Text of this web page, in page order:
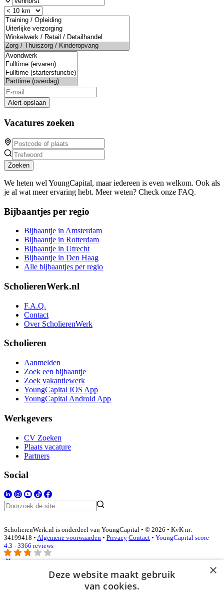
Alert opslaan
Vacatures zoeken
Zoeken
We heten wel YoungCapital, maar iedereen is even welkom. Ook als
je al wat meer ervaring hebt. Meer weten? Check onze FAQ.
Bijbaantjes per regio
Bijbaantje in Amsterdam
Bijbaantje in Rotterdam
Bijbaantje in Utrecht
Bijbaantje in Den Haag
Alle bijbaantjes per regio
ScholierenWerk.nl
F.A.Q.
Contact
Over ScholierenWerk
Scholieren
Aanmelden
Zoek een bijbaantje
Zoek vakantiewerk
YoungCapital IOS App
YoungCapital Android App
Werkgevers
CV Zoeken
Plaats vacature
Partners
Social
ScholierenWerk.nl is onderdeel van YoungCapital • © 2026 • KvK nr:
34199418 • Algemene voorwaarden • Privacy Contact • YoungCapital score
4.3 - 3366 reviews
Inloggen als bedrijf
×
Deze website maakt gebruik
van cookies.